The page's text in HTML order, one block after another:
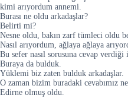
kimi arıyordum annemi.
Burası ne oldu arkadaşlar?
Belirti mi?
Nesne oldu, bakın zarf tümleci oldu
Nasıl arıyordum, ağlaya ağlaya
Bu sefer nasıl sorusuna cevap
Buraya da bulduk.
Yüklemi biz zaten bulduk arkadaşlar.
O zaman bizim buradaki cevabımız
Edirne olmuş oldu.